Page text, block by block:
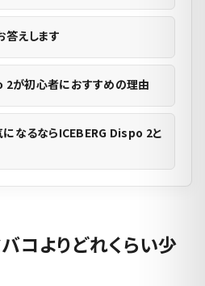
答えします
2が初心者におすすめの理由
になるならICEBERG Dispo 2と
コよりどれくらい少